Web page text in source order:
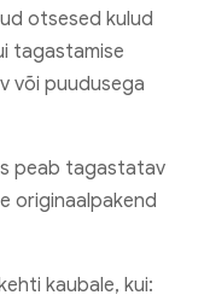
otsesed kulud
tagastamise
või puudusega
peab tagastatav
originaalpakend
kaubale, kui: